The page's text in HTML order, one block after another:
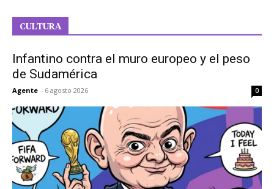
CULTURA
Infantino contra el muro europeo y el peso
de Sudamérica
Agente - 6 agosto 2026 0